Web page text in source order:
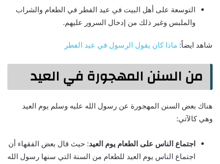
التوسعة على أهل البيت في عيد الفطر في الطعام والشراب
والملبس وغير ذلك من إدخال السرور عليهم.
شاهد ايضاً: ماذا كان يقول الرسول في عيد الفطر
من السنن المهجورة في العيد
هناك بعض السنن المهجورة عن رسول الله عليه وسلم يوم العيد
وهي كالآتي:
اجتماع الناس على الطعام يوم العيد: حيث قال بعض الفقهاء أن
اجتماع الناس يوم العيد للطعام من السنة التي سنها رسول الله